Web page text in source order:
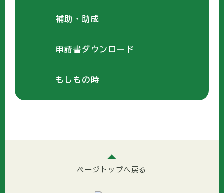
補助・助成
申請書ダウンロード
もしもの時
ページトップへ戻る